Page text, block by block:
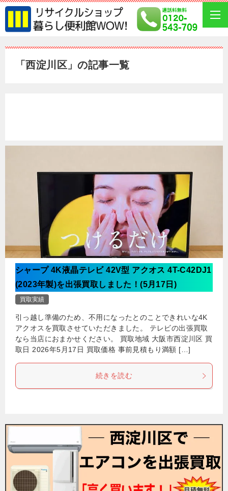
「西淀川区」の記事一覧
シャープ 4K液晶テレビ 42V型 アクオス 4T-C42DJ1
(2023年製)を出張買取しました！(5月17日)
買取実績
引っ越し準備のため、不用になったとのことできれいな4K
アクオスを買取させていただきました。 テレビの出張買取
なら当店におまかせください。 買取地域 大阪市西淀川区 買
取日 2026年5月17日 買取価格 事前見積もり満額 […]
続きを読む